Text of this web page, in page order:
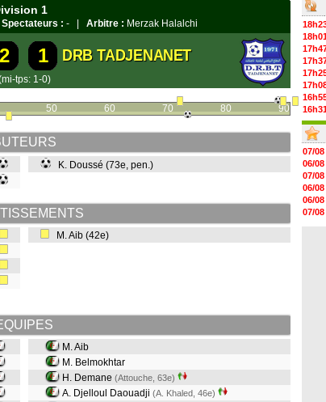
1
Spectateurs : - | Arbitre : Merzak Halalchi
2 1 DRB TADJENANET
tps: 1-0)
50 60 70 80 90
K. Doussé (73e, pen.)
M. Aib (42e)
M. Aib
M. Belmokhtar
H. Demane (Attouche, 63e)
A. Djelloul Daouadji (A. Khaled, 46e)
16h11
16h06
15h41
15h21
15h14
14h59
14h43
14h14
07/08
06/08
07/08
06/08
06/08
07/08